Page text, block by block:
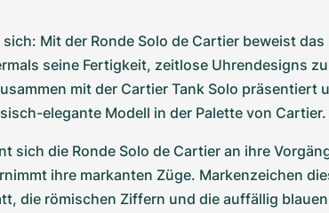
Mit der Ronde Solo de Cartier beweist
seine Fertigkeit, zeitlose Uhrendesigns
mit der Cartier Tank Solo präsentiert
elegante Modell in der Palette von Cartier.
sich die Ronde Solo de Cartier an ihre
ihre markanten Züge. Markenzeichen
die römischen Ziffern und die auffällig